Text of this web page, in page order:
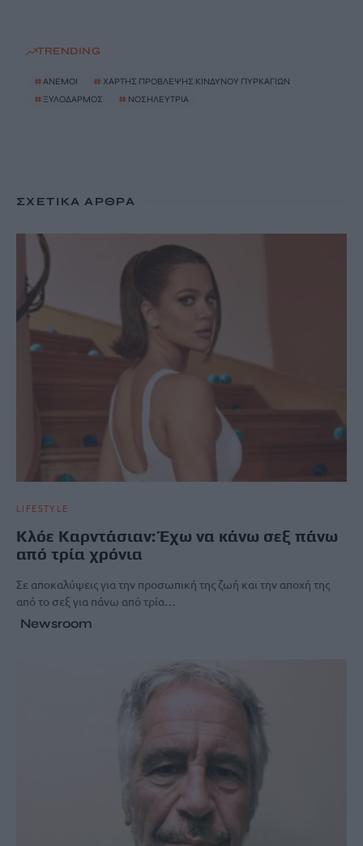
TRENDING
#ΑΝΕΜΟΙ # ΧΑΡΤΗΣ ΠΡΟΒΛΕΨΗΣ ΚΙΝΔΥΝΟΥ ΠΥΡΚΑΓΙΩΝ
# ΞΥΛΟΔΑΡΜΟΣ # ΝΟΣΗΛΕΥΤΡΙΑ
ΣΧΕΤΙΚΆ ΆΡΘΡΑ
LIFESTYLE
Κλόε Καρντάσιαν: Έχω να κάνω σεξ πάνω
από τρία χρόνια
Σε αποκαλύψεις για την προσωπική της ζωή και την αποχή της
από το σεξ για πάνω από τρία…
Newsroom